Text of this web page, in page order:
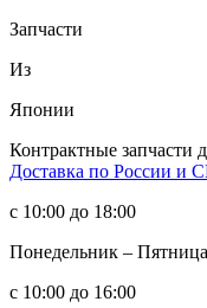
Запчасти
Из
Японии
Контрактные запчасти
Доставка по России и
с 10:00 до 18:00
Понедельник – Пятница
с 10:00 до 16:00